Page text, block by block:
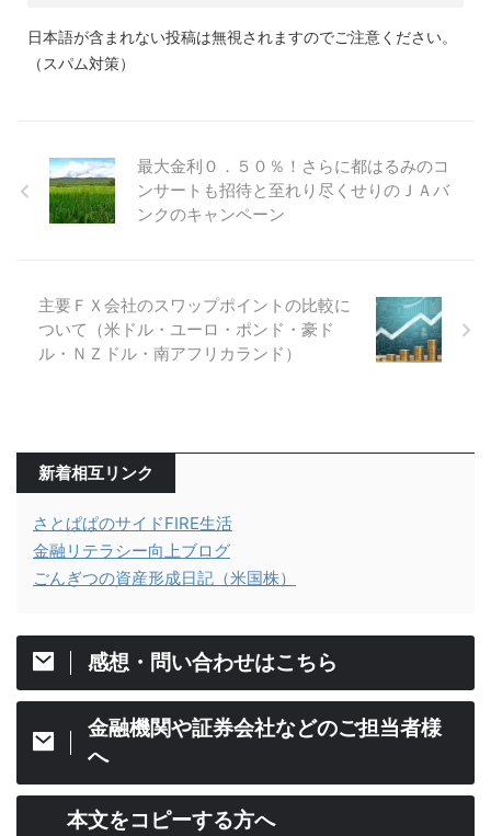
日本語が含まれない投稿は無視されますのでご注意ください。
（スパム対策）
最大金利０．５０％！さらに都はるみのコ
ンサートも招待と至れり尽くせりのＪＡバ
ンクのキャンペーン
主要ＦＸ会社のスワップポイントの比較に
ついて（米ドル・ユーロ・ポンド・豪ド
ル・ＮＺドル・南アフリカランド）
新着相互リンク
さとぱぱのサイドFIRE生活
金融リテラシー向上ブログ
ごんぎつの資産形成日記（米国株）
感想・問い合わせはこちら
金融機関や証券会社などのご担当者様
へ
本文をコピーする方へ